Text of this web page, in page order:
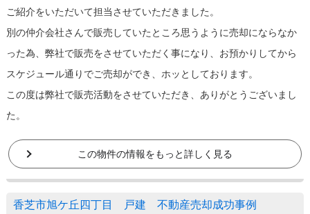
ご紹介をいただいて担当させていただきました。
別の仲介会社さんで販売していたところ思うように売却にならなか
った為、弊社で販売をさせていただく事になり、お預かりしてから
スケジュール通りでご売却ができ、ホッとしております。
この度は弊社で販売活動をさせていただき、ありがとうございまし
た。
この物件の情報をもっと詳しく見る
香芝市旭ケ丘四丁目 戸建 不動産売却成功事例